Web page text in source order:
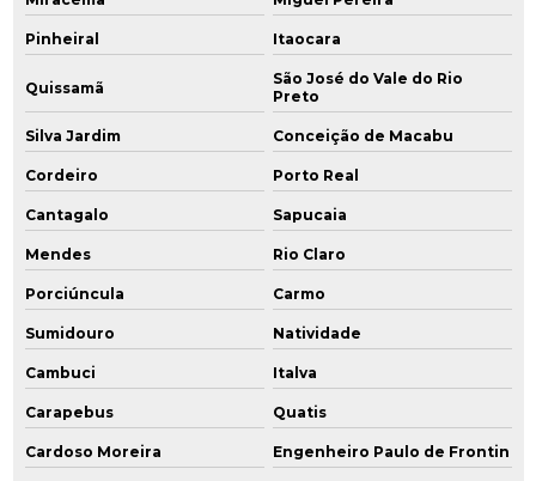
Investigação detalhada
Investigação detalhada passivo ambiental
Monitoramento de água subterrânea
Monitoramento ambiental amostragem
Monitoramento ambiental do solo
Monitoramento ambiental empresas
Monitoramento ambiental indústria
Monitoramento ambiental poços
Monitoramento ambiental de solo água e ar
Pinheiral Itaocara
Quissamã
São José do Vale do Rio
Preto
Silva Jardim Conceição de Macabu
Cordeiro Porto Real
Cantagalo Sapucaia
Mendes Rio Claro
Porciúncula Carmo
Sumidouro Natividade
Cambuci Italva
Carapebus Quatis
Cardoso Moreira Engenheiro Paulo de Frontin